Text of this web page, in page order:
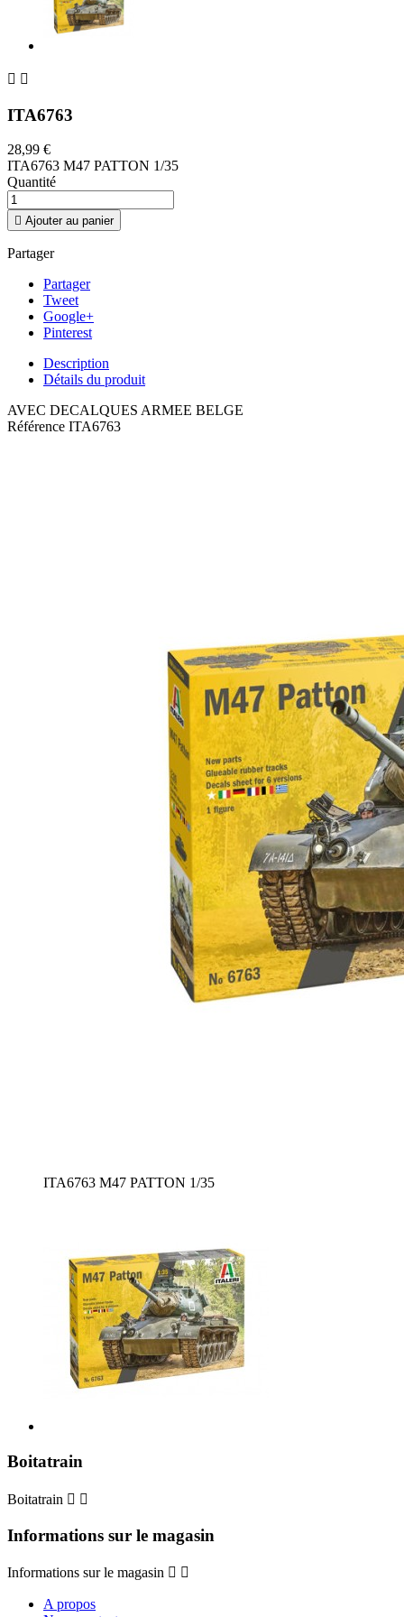
 
ITA6763
28,99 €
ITA6763 M47 PATTON 1/35
Quantité
 Ajouter au panier
Partager
Partager
Tweet
Google+
Pinterest
Description
Détails du produit
AVEC DECALQUES ARMEE BELGE
Référence ITA6763
ITA6763 M47 PATTON 1/35
Boitatrain
Boitatrain  
Informations sur le magasin
Informations sur le magasin  
A propos